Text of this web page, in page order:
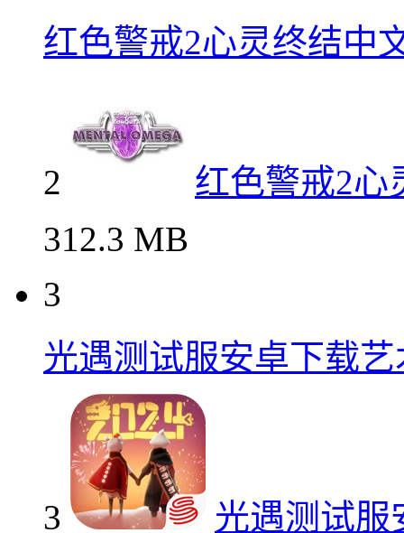
红色警戒2心灵终结中
2
红色警戒2心
312.3 MB
3
光遇测试服安卓下载
3 光遇测试服